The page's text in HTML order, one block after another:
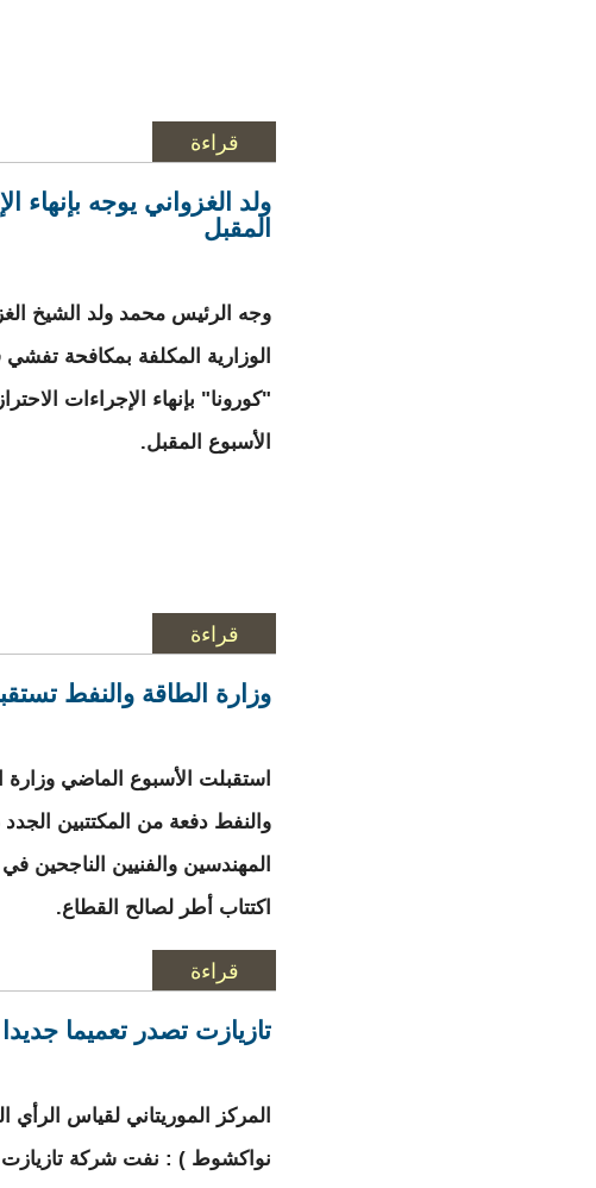
قراءة
ولد الغزواني يوجه بإنهاء
المقبل
وجه الرئيس محمد ولد الشيخ
الوزارية المكلفة بمكافحة
"كورونا" بإنهاء الإجراءات
الأسبوع المقبل.
قراءة
وزارة الطاقة والنفط
استقبلت الأسبوع الماضي وزارة
والنفط دفعة من المكتتبين
المهندسين والفنيين الناجحين
اكتتاب أطر لصالح القطاع.
قراءة
تازيازت تصدر تعميما
المركز الموريتاني لقياس الرأي
نواكشوط ) : نفت شركة تازيازت